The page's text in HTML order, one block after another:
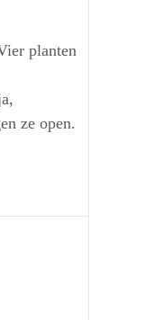
planten
ze open.